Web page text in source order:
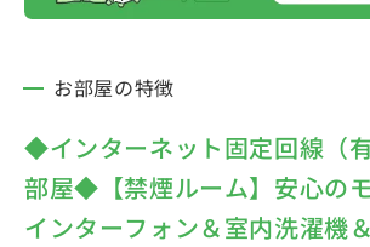
お部屋の特徴
◆インターネット固定回線（
部屋◆【禁煙ルーム】安心の
インターフォン＆室内洗濯機